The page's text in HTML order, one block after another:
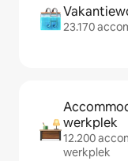
23.170
werkplek
12.200
werkplek